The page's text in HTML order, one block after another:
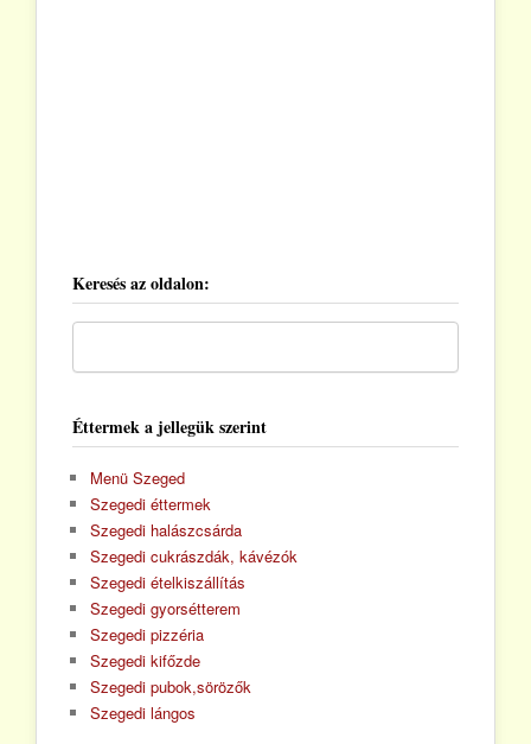
Keresés az oldalon:
Éttermek a jellegük szerint
Menü Szeged
Szegedi éttermek
Szegedi halászcsárda
Szegedi cukrászdák, kávézók
Szegedi ételkiszállítás
Szegedi gyorsétterem
Szegedi pizzéria
Szegedi kifőzde
Szegedi pubok,sörözők
Szegedi lángos